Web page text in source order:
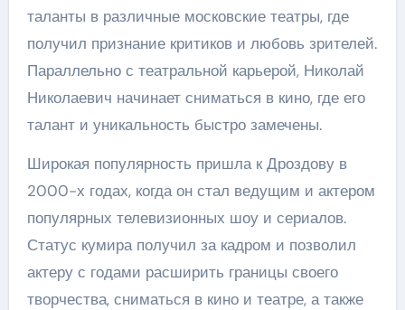
таланты в различные московские театры, где
получил признание критиков и любовь зрителей.
Параллельно с театральной карьерой, Николай
Николаевич начинает сниматься в кино, где его
талант и уникальность быстро замечены.
Широкая популярность пришла к Дроздову в
2000-х годах, когда он стал ведущим и актером
популярных телевизионных шоу и сериалов.
Статус кумира получил за кадром и позволил
актеру с годами расширить границы своего
творчества, сниматься в кино и театре, а также